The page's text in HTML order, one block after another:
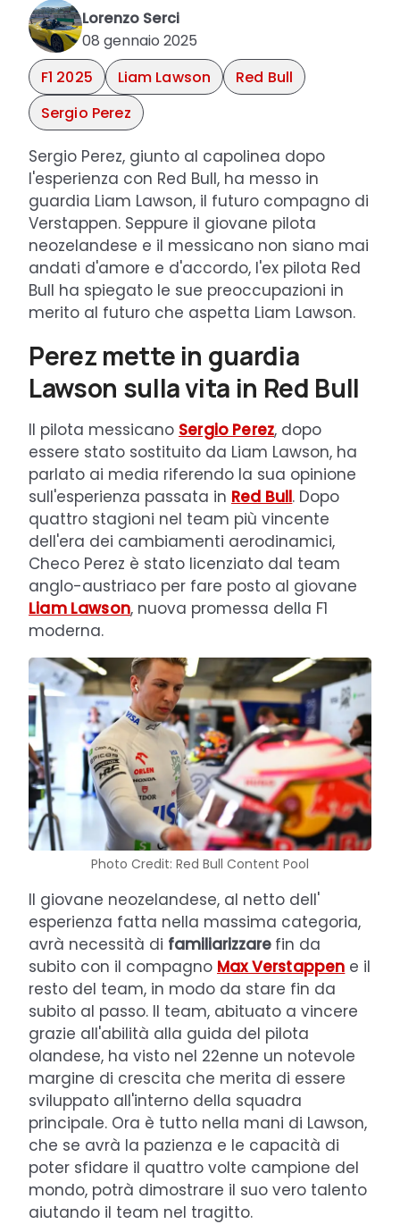
Lorenzo Serci
08 gennaio 2025
F1 2025
Liam Lawson
Red Bull
Sergio Perez
Sergio Perez, giunto al capolinea dopo
l'esperienza con Red Bull, ha messo in
guardia Liam Lawson, il futuro compagno di
Verstappen. Seppure il giovane pilota
neozelandese e il messicano non siano mai
andati d'amore e d'accordo, l'ex pilota Red
Bull ha spiegato le sue preoccupazioni in
merito al futuro che aspetta Liam Lawson.
Perez mette in guardia
Lawson sulla vita in Red Bull
Il pilota messicano Sergio Perez, dopo
essere stato sostituito da Liam Lawson, ha
parlato ai media riferendo la sua opinione
sull'esperienza passata in Red Bull. Dopo
quattro stagioni nel team più vincente
dell'era dei cambiamenti aerodinamici,
Checo Perez è stato licenziato dal team
anglo-austriaco per fare posto al giovane
Liam Lawson, nuova promessa della F1
moderna.
Photo Credit: Red Bull Content Pool
Il giovane neozelandese, al netto dell'
esperienza fatta nella massima categoria,
avrà necessità di familiarizzare fin da
subito con il compagno Max Verstappen e il
resto del team, in modo da stare fin da
subito al passo. Il team, abituato a vincere
grazie all'abilità alla guida del pilota
olandese, ha visto nel 22enne un notevole
margine di crescita che merita di essere
sviluppato all'interno della squadra
principale. Ora è tutto nella mani di Lawson,
che se avrà la pazienza e le capacità di
poter sfidare il quattro volte campione del
mondo, potrà dimostrare il suo vero talento
aiutando il team nel tragitto.